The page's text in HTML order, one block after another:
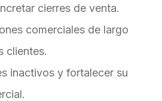
cierres de venta.
comerciales de largo
clientes.
inactivos y fortalecer su